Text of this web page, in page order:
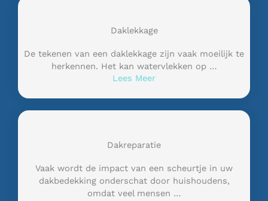
Daklekkage
De tekenen van een daklekkage zijn vaak moeilijk te
herkennen. Het kan watervlekken op …
Lees Meer
Dakreparatie
Vaak wordt de impact van een scheurtje in uw
dakbedekking onderschat door huishoudens,
omdat veel mensen …